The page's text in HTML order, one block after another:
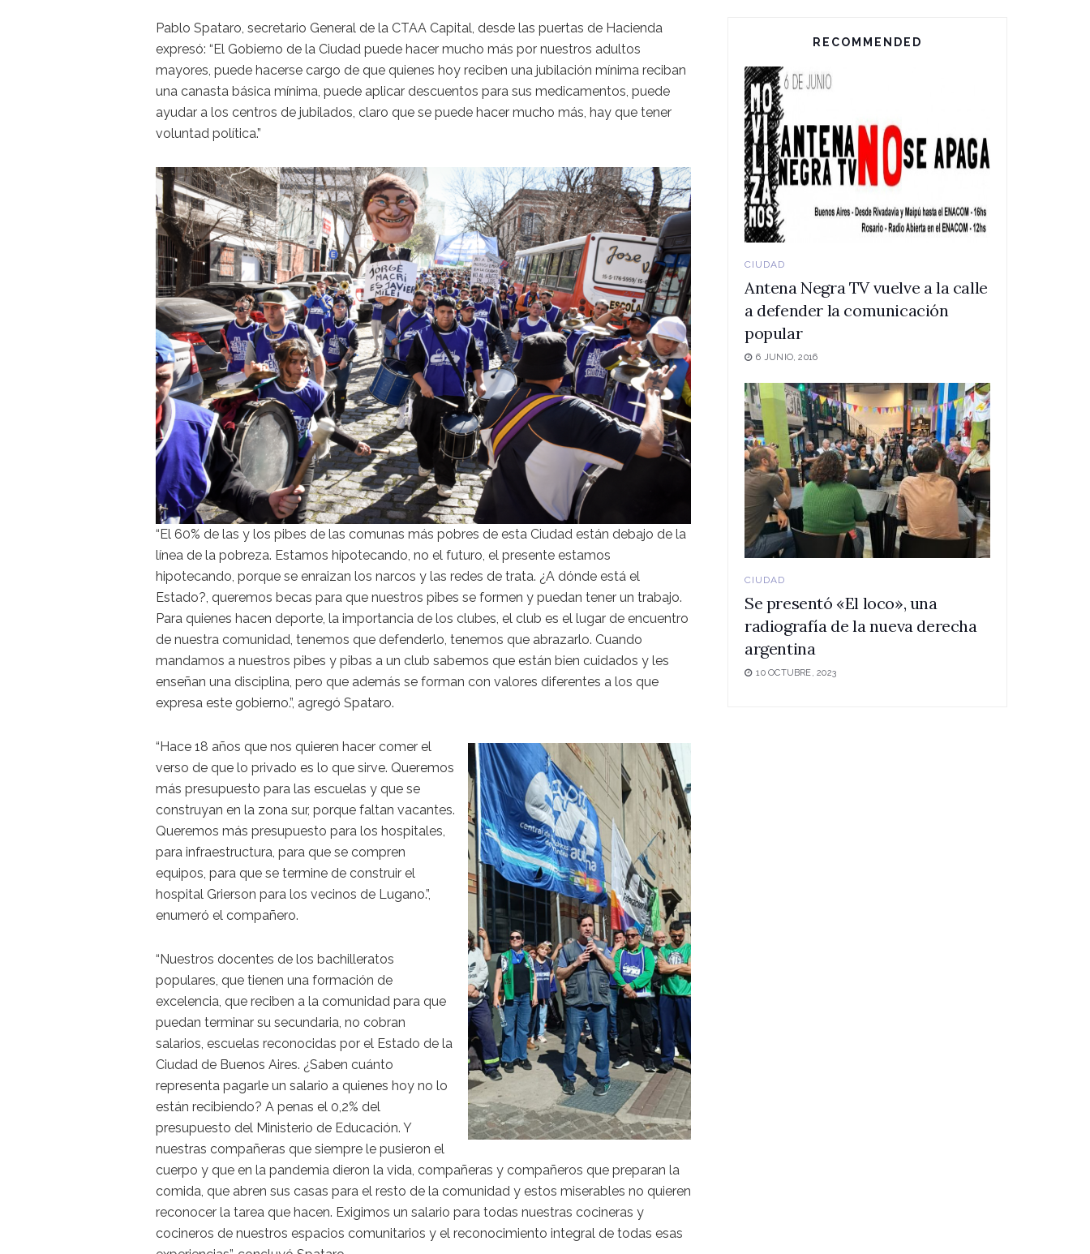
Pablo Spataro, secretario General de la CTAA Capital, desde las puertas de Hacienda
expresó: “El Gobierno de la Ciudad puede hacer mucho más por nuestros adultos
mayores, puede hacerse cargo de que quienes hoy reciben una jubilación mínima reciban
una canasta básica mínima, puede aplicar descuentos para sus medicamentos, puede
ayudar a los centros de jubilados, claro que se puede hacer mucho más, hay que tener
voluntad política.”
“El 60% de las y los pibes de las comunas más pobres de esta Ciudad están debajo de la
línea de la pobreza. Estamos hipotecando, no el futuro, el presente estamos
hipotecando, porque se enraizan los narcos y las redes de trata. ¿A dónde está el
Estado?, queremos becas para que nuestros pibes se formen y puedan tener un trabajo.
Para quienes hacen deporte, la importancia de los clubes, el club es el lugar de encuentro
de nuestra comunidad, tenemos que defenderlo, tenemos que abrazarlo. Cuando
mandamos a nuestros pibes y pibas a un club sabemos que están bien cuidados y les
enseñan una disciplina, pero que además se forman con valores diferentes a los que
expresa este gobierno.”, agregó Spataro.
“Hace 18 años que nos quieren hacer comer el
verso de que lo privado es lo que sirve. Queremos
más presupuesto para las escuelas y que se
construyan en la zona sur, porque faltan vacantes.
Queremos más presupuesto para los hospitales,
para infraestructura, para que se compren
equipos, para que se termine de construir el
hospital Grierson para los vecinos de Lugano.”,
enumeró el compañero.
“Nuestros docentes de los bachilleratos
populares, que tienen una formación de
excelencia, que reciben a la comunidad para que
puedan terminar su secundaria, no cobran
salarios, escuelas reconocidas por el Estado de la
Ciudad de Buenos Aires. ¿Saben cuánto
representa pagarle un salario a quienes hoy no lo
están recibiendo? A penas el 0,2% del
presupuesto del Ministerio de Educación. Y
nuestras compañeras que siempre le pusieron el
cuerpo y que en la pandemia dieron la vida, compañeras y compañeros que preparan la
comida, que abren sus casas para el resto de la comunidad y estos miserables no quieren
reconocer la tarea que hacen. Exigimos un salario para todas nuestras cocineras y
cocineros de nuestros espacios comunitarios y el reconocimiento integral de todas esas
RECOMMENDED
CIUDAD
Antena Negra TV vuelve a la calle
a defender la comunicación
popular
6 JUNIO, 2016
CIUDAD
Se presentó «El loco», una
radiografía de la nueva derecha
argentina
10 OCTUBRE, 2023